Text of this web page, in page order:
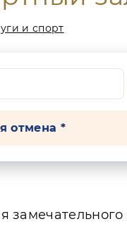
и спорт
отмена *